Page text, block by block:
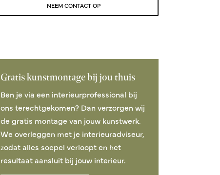
NEEM CONTACT OP
Gratis kunstmontage bij jou thuis
Ben je via een interieurprofessional bij
ons terechtgekomen? Dan verzorgen wij
de gratis montage van jouw kunstwerk.
We overleggen met je interieuradviseur,
zodat alles soepel verloopt en het
resultaat aansluit bij jouw interieur.